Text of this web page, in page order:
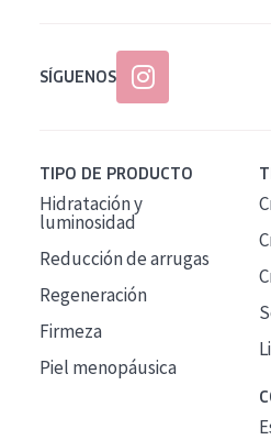
SÍGUENOS
TIPO DE PRODUCTO
Hidratación y
luminosidad
Reducción de arrugas
Regeneración
Firmeza
Piel menopáusica